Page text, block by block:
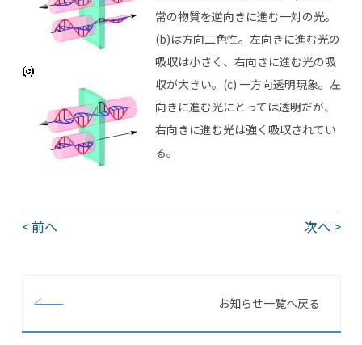
常の物質を逆向きに進む一対の光。
(b)は方向二色性。左向きに進む光の
吸収は小さく、右向きに進む光の吸
収が大きい。(c) 一方向透明現象。左
向きに進む光にとっては透明だが、
右向きに進む光は強く吸収されてい
る。
前へ 次へ
お知らせ一覧へ戻る